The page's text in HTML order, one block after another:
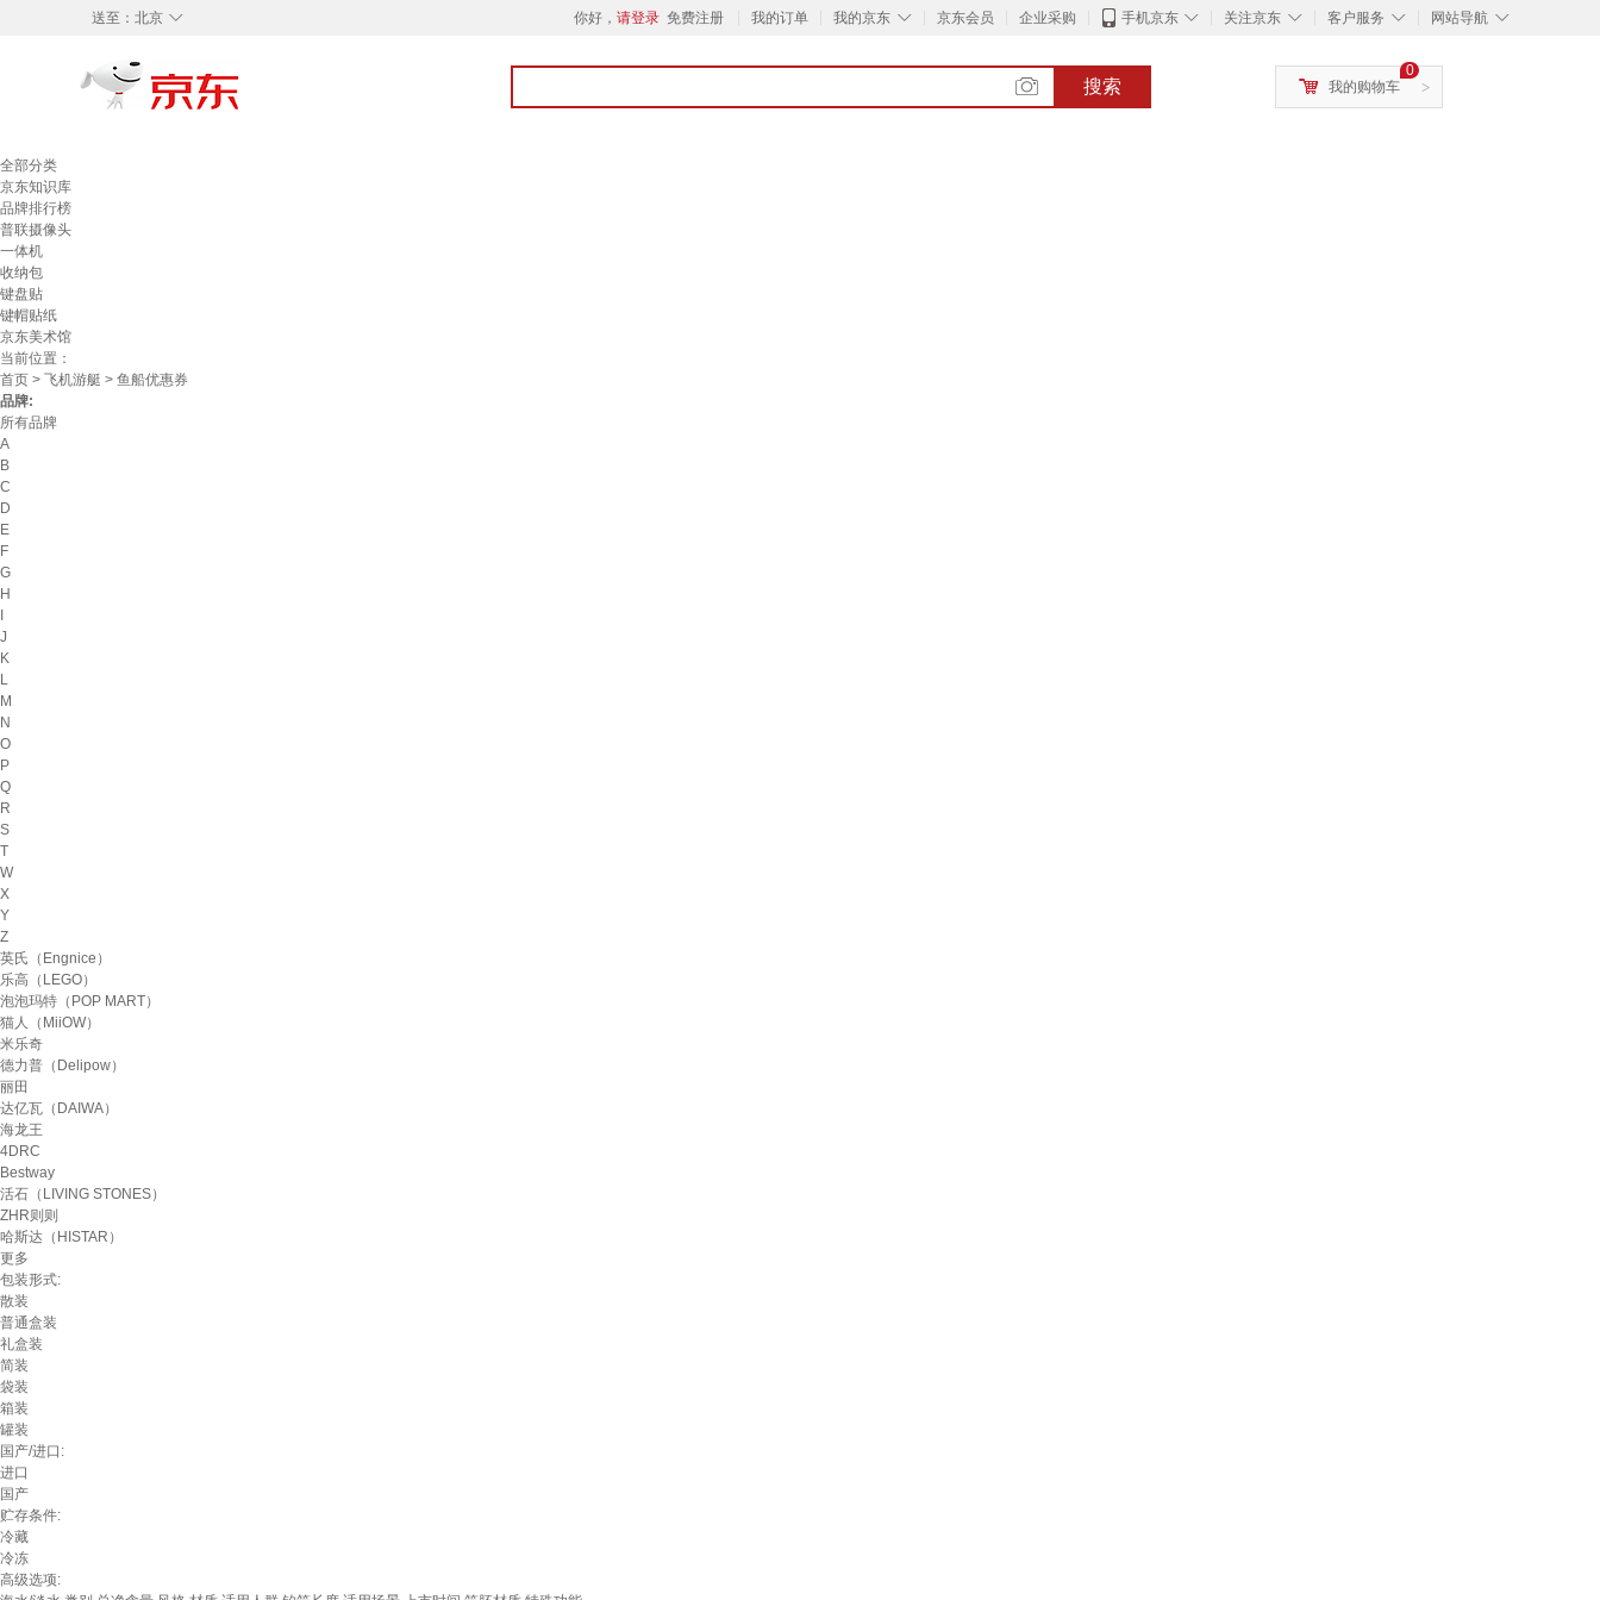
◇
送至： 北京 你好， 请登录 免费注册 我的订单 ◇
我的京东 京东会员 企业采购 ◇
手机京东 ◇
关注京东 ◇
客户服务 ◇
网站导航
搜索 >
0
我的购物车
全部分类
京东知识库
品牌排行榜
普联摄像头
一体机
收纳包
键盘贴
键帽贴纸
京东美术馆
当前位置：
首页 > 飞机游艇 > 鱼船优惠券
品牌:
所有品牌
A
B
C
D
E
F
G
H
J
K
L
M
N
O
P
Q
R
S
T
W
X
Y
Z
英氏（Engnice）
乐高（LEGO）
泡泡玛特（POP MART）
猫人（MiiOW）
米乐奇
德力普（Delipow）
丽田
达亿瓦（DAIWA）
海龙王
4DRC
Bestway
活石（LIVING STONES）
ZHR则则
哈斯达（HISTAR）
更多
包装形式:
散装
普通盒装
礼盒装
简装
袋装
箱装
罐装
国产/进口:
进口
国产
贮存条件:
冷藏
冷冻
高级选项: